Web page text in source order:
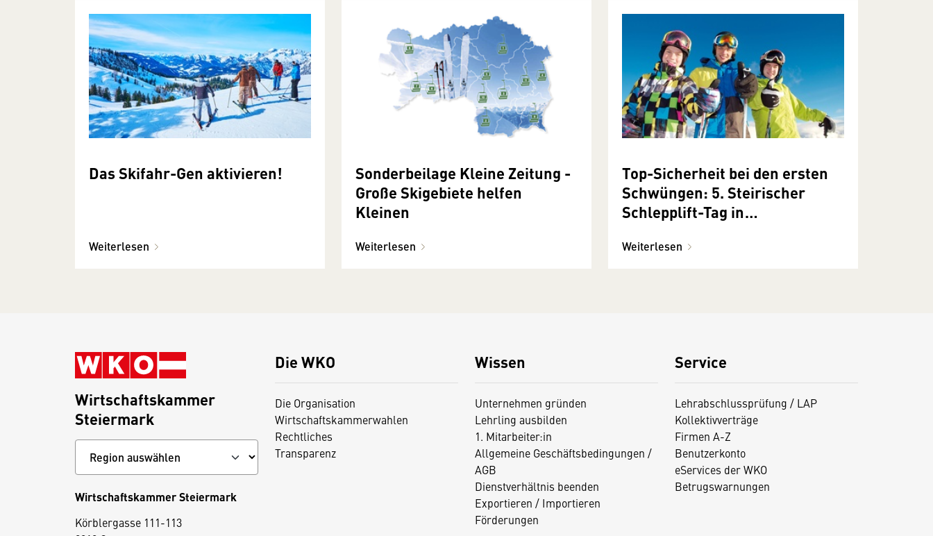
Das Skifahr-Gen aktivieren!
Weiterlesen
Sonderbeilage Kleine Zeitung -
Große Skigebiete helfen
Kleinen
Weiterlesen
Top-Sicherheit bei den ersten
Schwüngen: 5. Steirischer
Schlepplift-Tag in
Weiterlesen
Die WKO
Die Organisation
Wirtschaftskammerwahlen
Rechtliches
Transparenz
Wissen
Unternehmen gründen
Lehrling ausbilden
1. Mitarbeiter:in
Allgemeine Geschäftsbedingungen /
AGB
Dienstverhältnis beenden
Exportieren / Importieren
Förderungen
Service
Lehrabschlussprüfung / LAP
Kollektivverträge
Firmen A-Z
Benutzerkonto
eServices der WKO
Betrugswarnungen
Wirtschaftskammer
Steiermark
Wirtschaftskammer Steiermark
Körblergasse 111-113